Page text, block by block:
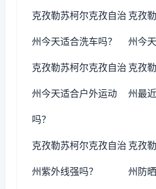
克孜勒苏柯尔克孜自治
州今天适合洗车吗？
克孜
州今
克孜勒苏柯尔克孜自治
州今天适合户外运动
吗？
克孜
州最
克孜勒苏柯尔克孜自治
州紫外线强吗？
克孜
州防